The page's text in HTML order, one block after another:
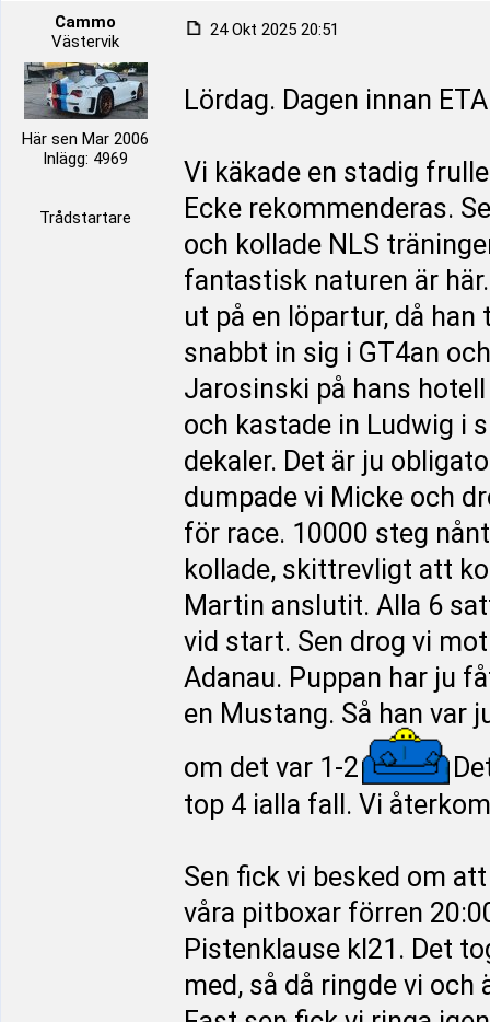
Cammo
Västervik
Här sen Mar 2006
Inlägg: 4969
Trådstartare
24 Okt 2025 20:51
Lördag. Dagen innan
Vi käkade en stadig
Ecke rekommenderas.
och kollade NLS
fantastisk naturen är
ut på en löpartur, då
snabbt in sig i GT4an
Jarosinski på hans
och kastade in Ludwig i
dekaler. Det är ju
dumpade vi Micke och
för race. 10000 steg
kollade, skittrevligt att
Martin anslutit. Alla 6
vid start. Sen drog vi
Adanau. Puppan har ju
en Mustang. Så han var
om det var 1-2
top 4 ialla fall. Vi
Sen fick vi besked om
våra pitboxar förren
Pistenklause kl21. Det
med, så då ringde vi och